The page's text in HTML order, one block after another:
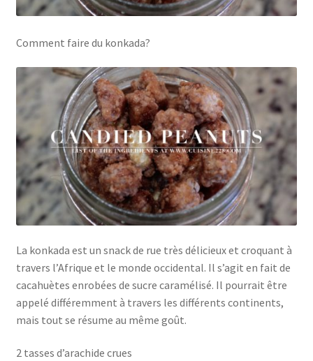
Comment faire du konkada?
La konkada est un snack de rue très délicieux et croquant à
travers l’Afrique et le monde occidental. Il s’agit en fait de
cacahuètes enrobées de sucre caramélisé. Il pourrait être
appelé différemment à travers les différents continents,
mais tout se résume au même goût.
2 tasses d’arachide crues